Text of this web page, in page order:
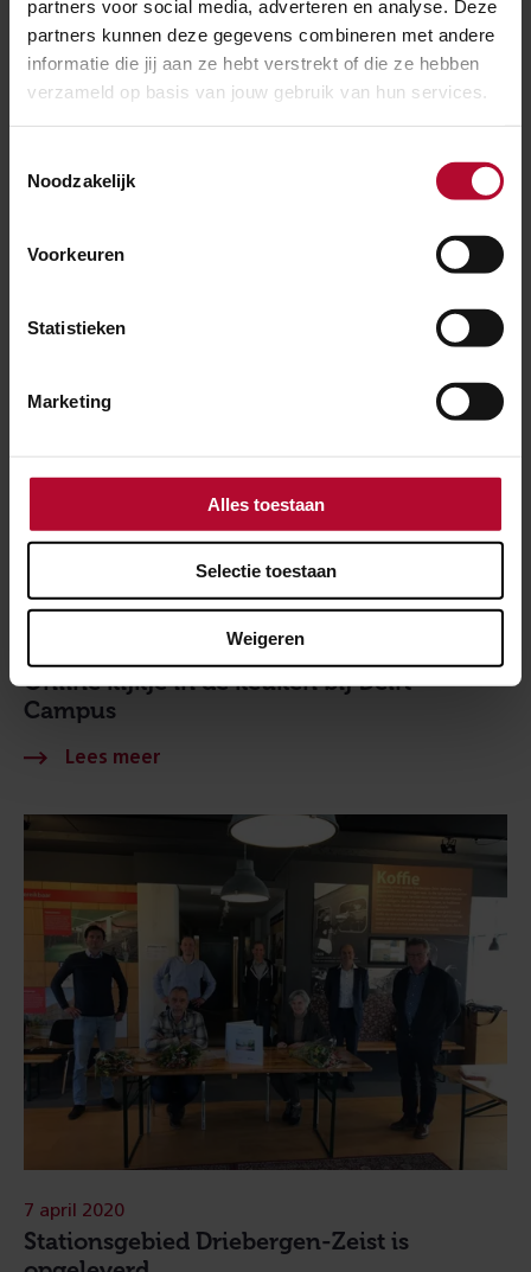
partners voor social media, adverteren en analyse. Deze
partners kunnen deze gegevens combineren met andere
informatie die jij aan ze hebt verstrekt of die ze hebben
verzameld op basis van jouw gebruik van hun services.
Noodzakelijk
Voorkeuren
Statistieken
Marketing
Alles toestaan
Selectie toestaan
Weigeren
Online kijkje in de keuken bij Delft
Campus
Stationsgebied Driebergen-Zeist is
7 april 2020